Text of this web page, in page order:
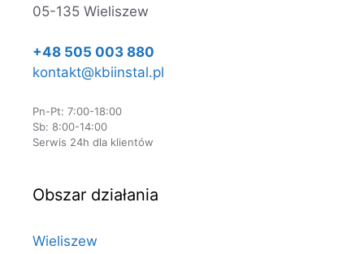
05-135 Wieliszew
+48 505 003 880
kontakt@kbiinstal.pl
Pn-Pt: 7:00-18:00
Sb: 8:00-14:00
Serwis 24h dla klientów
Obszar działania
Wieliszew